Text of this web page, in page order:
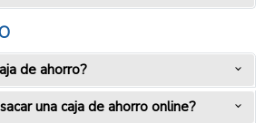
de ahorro?
una caja de ahorro online?